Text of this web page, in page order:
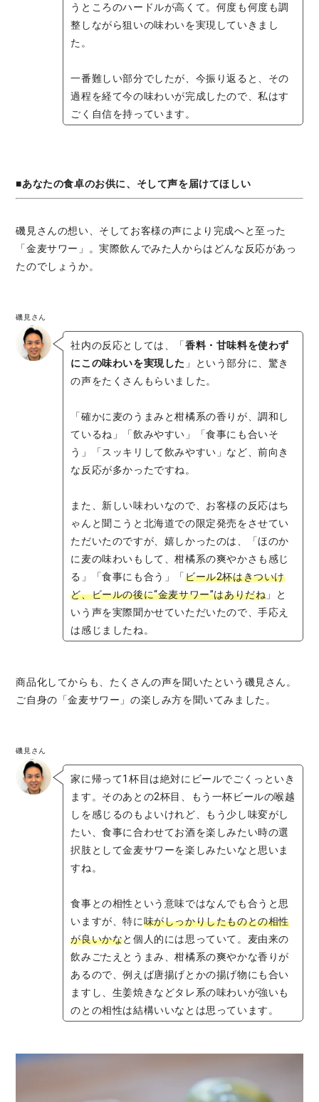
うところのハードルが高くて。何度も何度も調
整しながら狙いの味わいを実現していきまし
た。
一番難しい部分でしたが、今振り返ると、その
過程を経て今の味わいが完成したので、私はす
ごく自信を持っています。
■あなたの食卓のお供に、そして声を届けてほしい
磯見さんの想い、そしてお客様の声により完成へと至った
「金麦サワー」。実際飲んでみた人からはどんな反応があっ
たのでしょうか。
磯見さん
社内の反応としては、「香料・甘味料を使わず
にこの味わいを実現した 」という部分に、驚き
の声をたくさんもらいました。
「確かに麦のうまみと柑橘系の香りが、調和し
ているね」「飲みやすい」「食事にも合いそ
う」「スッキリして飲みやすい」など、前向き
な反応が多かったですね。
また、新しい味わいなので、お客様の反応はち
ゃんと聞こうと北海道での限定発売をさせてい
ただいたのですが、嬉しかったのは、「ほのか
に麦の味わいもして、柑橘系の爽やかさも感じ
る」「食事にも合う」「ビール2杯はきついけ
ど、ビールの後に“金麦サワー”はありだね 」と
いう声を実際聞かせていただいたので、手応え
は感じましたね。
商品化してからも、たくさんの声を聞いたという磯見さん。
ご自身の「金麦サワー」の楽しみ方を聞いてみました。
磯見さん
家に帰って1杯目は絶対にビールでごくっといき
ます。そのあとの2杯目、もう一杯ビールの喉越
しを感じるのもよいけれど、もう少し味変がし
たい、食事に合わせてお酒を楽しみたい時の選
択肢として金麦サワーを楽しみたいなと思いま
すね。
食事との相性という意味ではなんでも合うと思
いますが、特に味がしっかりしたものとの相性
が良いかなと個人的には思っていて。麦由来の
飲みごたえとうまみ、柑橘系の爽やかな香りが
あるので、例えば唐揚げとかの揚げ物にも合い
ますし、生姜焼きなどタレ系の味わいが強いも
のとの相性は結構いいなとは思っています。